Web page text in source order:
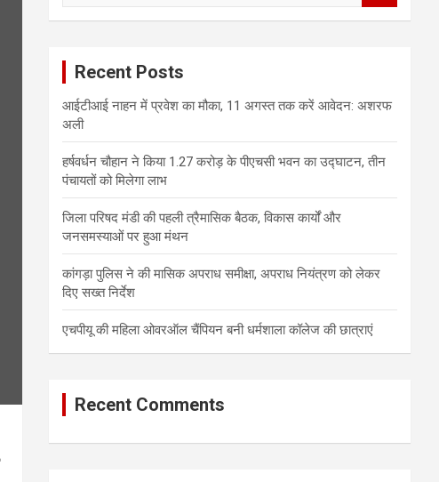
Recent Posts
आईटीआई नाहन में प्रवेश का मौका, 11 अगस्त तक करें आवेदन: अशरफ
अली
हर्षवर्धन चौहान ने किया 1.27 करोड़ के पीएचसी भवन का उद्घाटन, तीन
पंचायतों को मिलेगा लाभ
जिला परिषद मंडी की पहली त्रैमासिक बैठक, विकास कार्यों और
जनसमस्याओं पर हुआ मंथन
कांगड़ा पुलिस ने की मासिक अपराध समीक्षा, अपराध नियंत्रण को लेकर
दिए सख्त निर्देश
एचपीयू की महिला ओवरऑल चैंपियन बनी धर्मशाला कॉलेज की छात्राएं
Recent Comments